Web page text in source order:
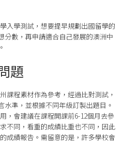
入學測試，想要提早規劃出國留學的
分數，再申請適合自己發展的澳洲中
題
課程素材作為參考，經過比對測試，
準，並根據不同年級訂製出題目。
，會建議在課程開課前6-12個月去參
不同，看重的成績比重也不同，因此
成績報告。需留意的是，許多學校會